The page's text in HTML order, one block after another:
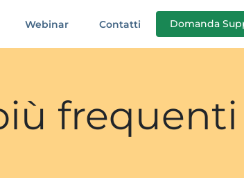
Webinar Contatti Domanda
frequenti